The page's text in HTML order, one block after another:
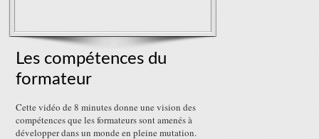
Les compétences du
formateur
Cette vidéo de 8 minutes donne une vision des
compétences que les formateurs sont amenés à
développer dans un monde en pleine mutation.